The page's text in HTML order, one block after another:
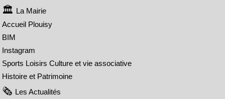
La Mairie
Accueil Plouisy
BIM
Instagram
Sports Loisirs Culture et vie associative
Histoire et Patrimoine
Les Actualités